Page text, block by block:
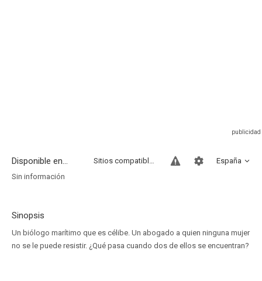
Disponible en... España
Sitios compatibles
Sin información
Sinopsis
Un biólogo marítimo que es célibe. Un abogado a quien ninguna mujer
no se le puede resistir. ¿Qué pasa cuando dos de ellos se encuentran?